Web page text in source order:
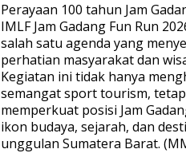
Perayaan 100 tahun Jam
IMLF Jam Gadang Fun Run
salah satu agenda yang
perhatian masyarakat dan
Kegiatan ini tidak hanya
semangat sport tourism,
memperkuat posisi Jam
ikon budaya, sejarah, dan
unggulan Sumatera Barat.